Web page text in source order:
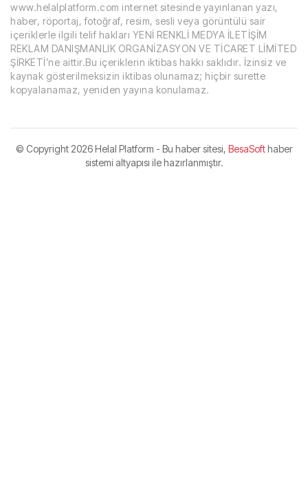
www.helalplatform.com internet sitesinde yayınlanan yazı,
haber, röportaj, fotoğraf, resim, sesli veya görüntülü sair
içeriklerle ilgili telif hakları YENİ RENKLİ MEDYA İLETİŞİM
REKLAM DANIŞMANLIK ORGANİZASYON VE TİCARET LİMİTED
ŞİRKETİ’ne aittir.Bu içeriklerin iktibas hakkı saklıdır. İzinsiz ve
kaynak gösterilmeksizin iktibas olunamaz; hiçbir surette
kopyalanamaz, yeniden yayına konulamaz.
© Copyright 2026 Helal Platform - Bu haber sitesi, BesaSofthaber
sistemi altyapısı ile hazırlanmıştır.